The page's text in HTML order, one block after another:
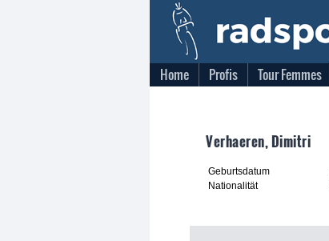
Home Profis Tour Femmes
Verhaeren, Dimitri
Geburtsdatum
Nationalität